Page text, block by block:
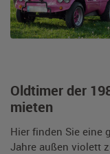
Oldtimer der
mieten
Hier finden Sie eine
Jahre außen violett